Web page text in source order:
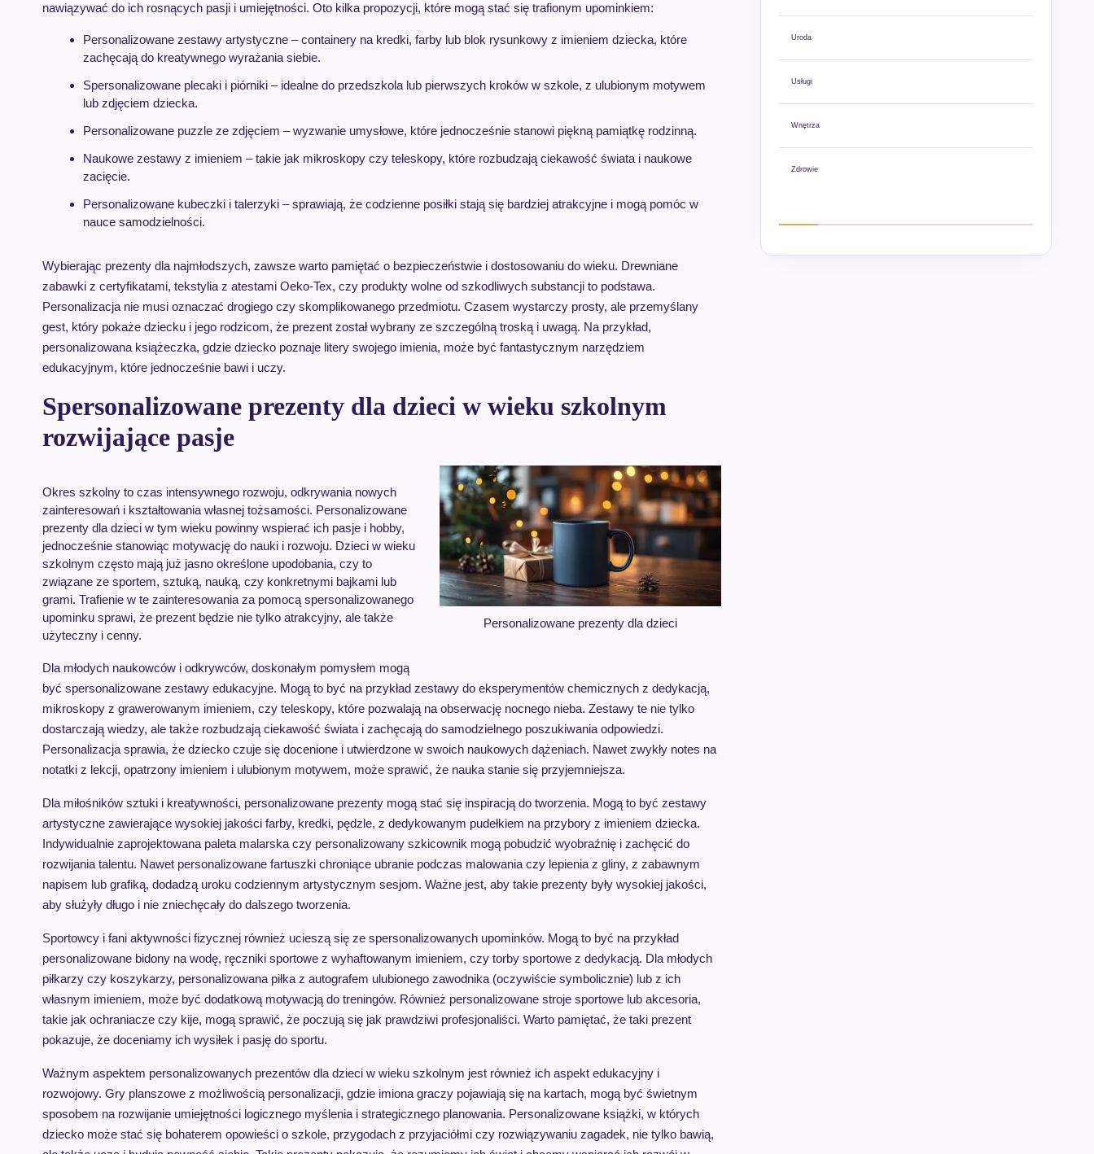
nawiązywać do ich rosnących pasji i umiejętności. Oto kilka propozycji, które mogą stać się trafionym upominkiem:
Personalizowane zestawy artystyczne – containery na kredki, farby lub blok rysunkowy z imieniem dziecka, które
zachęcają do kreatywnego wyrażania siebie.
Spersonalizowane plecaki i piórniki – idealne do przedszkola lub pierwszych kroków w szkole, z ulubionym motywem
lub zdjęciem dziecka.
Personalizowane puzzle ze zdjęciem – wyzwanie umysłowe, które jednocześnie stanowi piękną pamiątkę rodzinną.
Naukowe zestawy z imieniem – takie jak mikroskopy czy teleskopy, które rozbudzają ciekawość świata i naukowe
zacięcie.
Personalizowane kubeczki i talerzyki – sprawiają, że codzienne posiłki stają się bardziej atrakcyjne i mogą pomóc w
nauce samodzielności.
Wybierając prezenty dla najmłodszych, zawsze warto pamiętać o bezpieczeństwie i dostosowaniu do wieku. Drewniane
zabawki z certyfikatami, tekstylia z atestami Oeko-Tex, czy produkty wolne od szkodliwych substancji to podstawa.
Personalizacja nie musi oznaczać drogiego czy skomplikowanego przedmiotu. Czasem wystarczy prosty, ale przemyślany
gest, który pokaże dziecku i jego rodzicom, że prezent został wybrany ze szczególną troską i uwagą. Na przykład,
personalizowana książeczka, gdzie dziecko poznaje litery swojego imienia, może być fantastycznym narzędziem
edukacyjnym, które jednocześnie bawi i uczy.
Spersonalizowane prezenty dla dzieci w wieku szkolnym
rozwijające pasje
Personalizowane prezenty dla dzieci
Okres szkolny to czas intensywnego rozwoju, odkrywania nowych
zainteresowań i kształtowania własnej tożsamości. Personalizowane
prezenty dla dzieci w tym wieku powinny wspierać ich pasje i hobby,
jednocześnie stanowiąc motywację do nauki i rozwoju. Dzieci w wieku
szkolnym często mają już jasno określone upodobania, czy to
związane ze sportem, sztuką, nauką, czy konkretnymi bajkami lub
grami. Trafienie w te zainteresowania za pomocą spersonalizowanego
upominku sprawi, że prezent będzie nie tylko atrakcyjny, ale także
użyteczny i cenny.
Dla młodych naukowców i odkrywców, doskonałym pomysłem mogą
być spersonalizowane zestawy edukacyjne. Mogą to być na przykład zestawy do eksperymentów chemicznych z dedykacją,
mikroskopy z grawerowanym imieniem, czy teleskopy, które pozwalają na obserwację nocnego nieba. Zestawy te nie tylko
dostarczają wiedzy, ale także rozbudzają ciekawość świata i zachęcają do samodzielnego poszukiwania odpowiedzi.
Personalizacja sprawia, że dziecko czuje się docenione i utwierdzone w swoich naukowych dążeniach. Nawet zwykły notes na
notatki z lekcji, opatrzony imieniem i ulubionym motywem, może sprawić, że nauka stanie się przyjemniejsza.
Dla miłośników sztuki i kreatywności, personalizowane prezenty mogą stać się inspiracją do tworzenia. Mogą to być zestawy
artystyczne zawierające wysokiej jakości farby, kredki, pędzle, z dedykowanym pudełkiem na przybory z imieniem dziecka.
Indywidualnie zaprojektowana paleta malarska czy personalizowany szkicownik mogą pobudzić wyobraźnię i zachęcić do
rozwijania talentu. Nawet personalizowane fartuszki chroniące ubranie podczas malowania czy lepienia z gliny, z zabawnym
napisem lub grafiką, dodadzą uroku codziennym artystycznym sesjom. Ważne jest, aby takie prezenty były wysokiej jakości,
aby służyły długo i nie zniechęcały do dalszego tworzenia.
Sportowcy i fani aktywności fizycznej również ucieszą się ze spersonalizowanych upominków. Mogą to być na przykład
personalizowane bidony na wodę, ręczniki sportowe z wyhaftowanym imieniem, czy torby sportowe z dedykacją. Dla młodych
piłkarzy czy koszykarzy, personalizowana piłka z autografem ulubionego zawodnika (oczywiście symbolicznie) lub z ich
własnym imieniem, może być dodatkową motywacją do treningów. Również personalizowane stroje sportowe lub akcesoria,
takie jak ochraniacze czy kije, mogą sprawić, że poczują się jak prawdziwi profesjonaliści. Warto pamiętać, że taki prezent
pokazuje, że doceniamy ich wysiłek i pasję do sportu.
Ważnym aspektem personalizowanych prezentów dla dzieci w wieku szkolnym jest również ich aspekt edukacyjny i
rozwojowy. Gry planszowe z możliwością personalizacji, gdzie imiona graczy pojawiają się na kartach, mogą być świetnym
sposobem na rozwijanie umiejętności logicznego myślenia i strategicznego planowania. Personalizowane książki, w których
dziecko może stać się bohaterem opowieści o szkole, przygodach z przyjaciółmi czy rozwiązywaniu zagadek, nie tylko bawią,
Uroda
Usługi
Wnętrza
Zdrowie